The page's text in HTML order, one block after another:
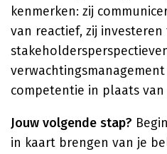
kenmerken: zij
van reactief, zij
competentie in plaats
Jouw volgende stap?
in kaart brengen van je